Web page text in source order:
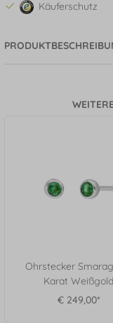
Käuferschutz
Ohrstecker
Karat Weißgold
€ 249,00*